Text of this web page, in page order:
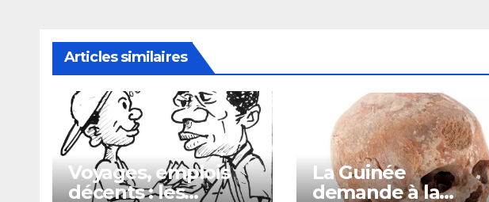
Articles similaires
Voyages, emplois
décents : les
La Guinée
demande à la